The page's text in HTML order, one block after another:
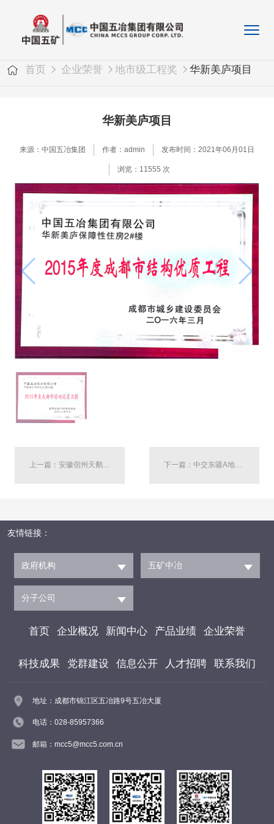
首页 企业荣誉 地市级工程奖 华新美庐项目
华新美庐项目
来源：中国五冶集团 作者：admin 发布时间：2021年06月01日
浏览：11555 次
上一篇：安徽宿州天鹅湾国际社区62#-70#楼工程 下一篇：中交东疆A地块(1. 1期)一标段40#楼--2013年度天津市建筑工程“结构海河怀"奖
友情链接：
政府机构 五矿中冶
分子公司
首页 企业概况 新闻中心 产品业绩 企业荣誉
科技成果 党群建设 信息公开 人才招聘 联系我们
地址：成都市锦江区五冶路9号五冶大厦
电话：028-85957366
邮箱：mcc5@mcc5.com.cn